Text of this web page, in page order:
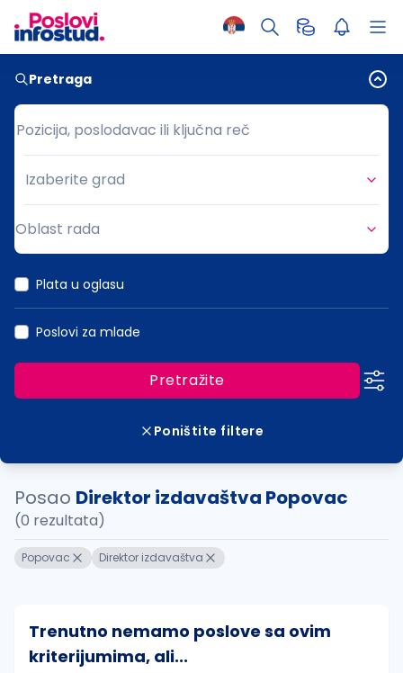
Pretraga
Pozicija, poslodavac ili ključna reč
Pozicija, poslodavac ili ključna reč
Grad
Izaberite grad
Oblast rada
Plata u oglasu
Poslovi za mlade
Pretražite
Poništite filtere
Posao Direktor izdavaštva Popovac
(0 rezultata)
Popovac Direktor izdavaštva
Trenutno nemamo poslove sa ovim
kriterijumima, ali...